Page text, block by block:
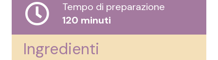
Tempo di preparazione
120 minuti
Ingredienti